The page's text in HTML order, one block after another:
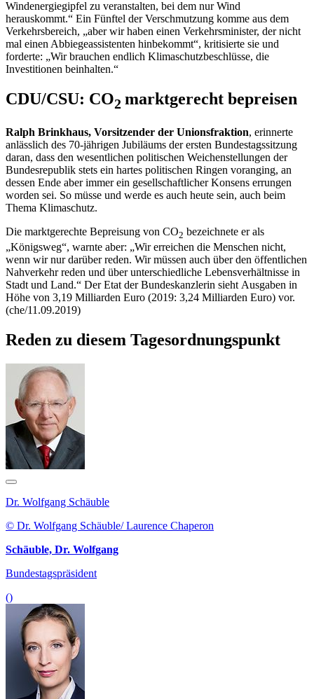
Windenergiegipfel zu veranstalten, bei dem nur Wind
herauskommt.“ Ein Fünftel der Verschmutzung komme aus dem
Verkehrsbereich, „aber wir haben einen Verkehrsminister, der nicht
mal einen Abbiegeassistenten hinbekommt“, kritisierte sie und
forderte: „Wir brauchen endlich Klimaschutzbeschlüsse, die
Investitionen beinhalten.“
CDU/CSU: CO2 marktgerecht bepreisen
Ralph Brinkhaus, Vorsitzender der Unionsfraktion, erinnerte
anlässlich des 70-jährigen Jubiläums der ersten Bundestagssitzung
daran, dass den wesentlichen politischen Weichenstellungen der
Bundesrepublik stets ein hartes politischen Ringen voranging, an
dessen Ende aber immer ein gesellschaftlicher Konsens errungen
worden sei. So müsse und werde es auch heute sein, auch beim
Thema Klimaschutz.
Die marktgerechte Bepreisung von CO2 bezeichnete er als
„Königsweg“, warnte aber: „Wir erreichen die Menschen nicht,
wenn wir nur darüber reden. Wir müssen auch über den öffentlichen
Nahverkehr reden und über unterschiedliche Lebensverhältnisse in
Stadt und Land.“ DerEtat der Bundeskanzlerin sieht Ausgaben in
Höhe von 3,19 Milliarden Euro (2019: 3,24 Milliarden Euro) vor.
(che/11.09.2019)
Reden zu diesem Tagesordnungspunkt
Dr. Wolfgang Schäuble
© Dr. Wolfgang Schäuble/ Laurence Chaperon
Schäuble, Dr. Wolfgang
Bundestagspräsident
()